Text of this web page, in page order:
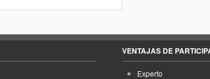
VENTAJAS DE
Experto